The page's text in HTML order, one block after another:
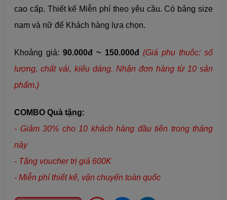
cao cấp. Thiết kế Miễn phí theo yêu cầu. Có bảng size
nam và nữ để Khách hàng lựa chọn.
Khoảng giá:90.000đ ~ 150.000đ (Giá phụ thuộc: số
lượng, chất vải, kiểu dáng. Nhận đơn hàng từ 10 sản
phẩm.)
COMBO Quà tặng:
- Giảm 30% cho 10 khách hàng đầu tiên trong tháng
này
- Tặng voucher trị giá 600K
- Miễn phí thiết kế, vận chuyển toàn quốc